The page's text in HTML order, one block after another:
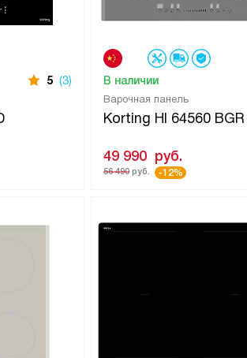
5 (3)
Варочная панель
Korting HI 64560 BGR
В наличии
49 990 руб.
56 490руб. -12%